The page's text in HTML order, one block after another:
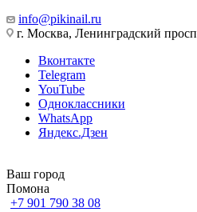
info@pikinail.ru
г. Москва, Ленинградский
Вконтакте
Telegram
YouTube
Одноклассники
WhatsApp
Яндекс.Дзен
Ваш город
Помона
+7 901 790 38 08